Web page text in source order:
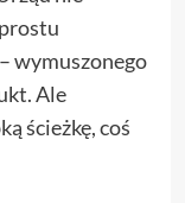
wymuszonego
Ale
ścieżkę, coś